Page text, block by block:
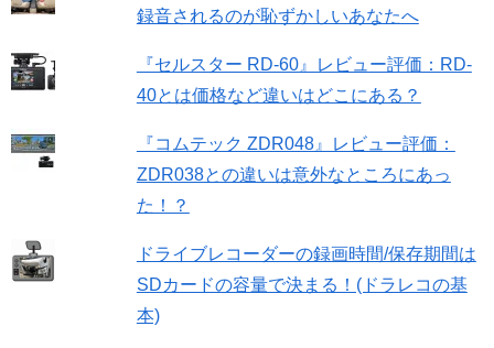
録音されるのが恥ずかしいあなたへ
『セルスター RD-60』レビュー評価：RD-
40とは価格など違いはどこにある？
『コムテック ZDR048』レビュー評価：
ZDR038との違いは意外なところにあっ
た！？
ドライブレコーダーの録画時間/保存期間は
SDカードの容量で決まる！(ドラレコの基
本)